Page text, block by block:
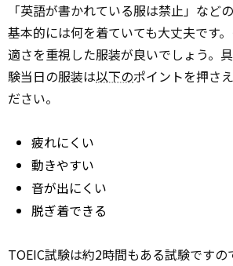
「英語が書かれている服は禁止」など
基本的には何を着ていても大丈夫です
適さを重視した服装が良いでしょう。
験当日の服装は以下のポイントを押さ
ださい。
疲れにくい
動きやすい
音が出にくい
脱ぎ着できる
TOEIC試験は約2時間もある試験ですの